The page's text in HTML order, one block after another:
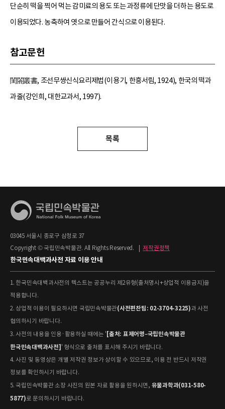
단순히 떡을 찍어 먹는 감미료의 용도 또는 과정류에 단맛을 더하는 용도로
이용되었다. 농축하여 엿으로 만들어 간식으로 이용된다.
참고문헌
閨閤叢書, 조선무쌍신식요리제법(이용기, 한흥서림, 1924), 한국의 떡과
과줄(강인희, 대한교과서, 1997).
목록
03045 서울시 종로구 삼청로 37
Copyright © 국립민속박물관. All Rights Reserved.
저작권정책
한국민속대백과사전 자료 이용 안내
1. 한국민속대백과사전의 텍스트는 공공누리 제2유형(출처명시+상업적 이용금지)을
적용합니다.
2. 상업적 이용이 필요하시면 국립민속박물관(사전편찬팀: 02-3704-3225)과 사전
협의하시기 바랍니다.
3. 사전의 내용을 인용·활용하실 때에는 ' [출처: 표제어명–국립민속박물관
한국민속대백과사전] ' 형식으로 출처를 표시해 주시기 바랍니다.
4. 사진 및 동영상은 개별 저작권 정보가 상이할 수 있으므로, 이용 전 반드시 저작권
정보를 확인하시기 바랍니다.
5. 국립민속박물관 소장 사진의 원본 자료 활용을 원하시면, 유물과학과(031-580-
5877)로 문의하시기 바랍니다.